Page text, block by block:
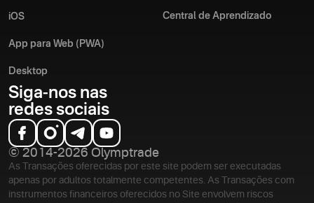
iOS
App para Web (PWA)
Desktop
Central de Aprendizado
Siga-nos nas
redes sociais
© 2014-2026 Olymptrade
As Transações oferecidas por este site podem ser executadas
apenas por adultos totalmente competentes. As Transações com
instrumentos financeiros oferecidos no Site envolvem riscos